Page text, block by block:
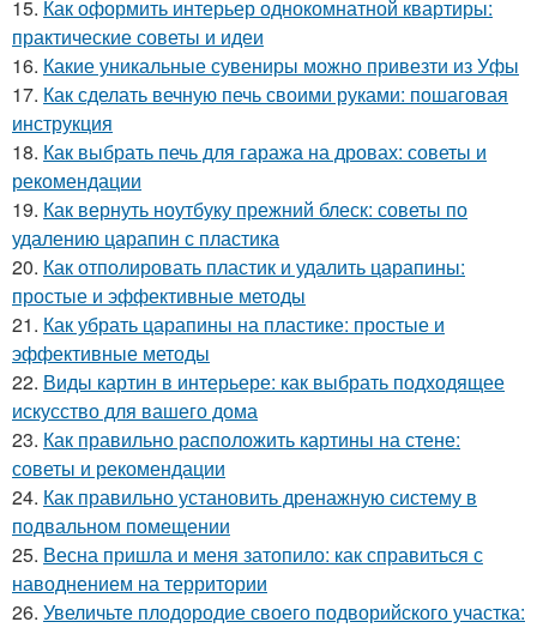
15. Как оформить интерьер однокомнатной квартиры:
практические советы и идеи
16. Какие уникальные сувениры можно привезти из Уфы
17. Как сделать вечную печь своими руками: пошаговая
инструкция
18. Как выбрать печь для гаража на дровах: советы и
рекомендации
19. Как вернуть ноутбуку прежний блеск: советы по
удалению царапин с пластика
20. Как отполировать пластик и удалить царапины:
простые и эффективные методы
21. Как убрать царапины на пластике: простые и
эффективные методы
22. Виды картин в интерьере: как выбрать подходящее
искусство для вашего дома
23. Как правильно расположить картины на стене:
советы и рекомендации
24. Как правильно установить дренажную систему в
подвальном помещении
25. Весна пришла и меня затопило: как справиться с
наводнением на территории
26. Увеличьте плодородие своего подворийского участка: